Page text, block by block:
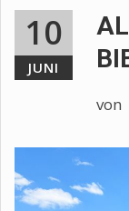
10
JUNI
von